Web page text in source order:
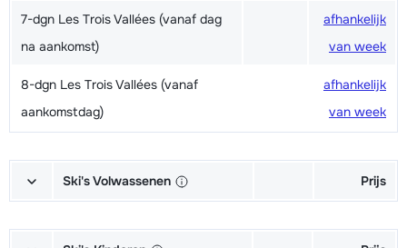
7-dgn Les Trois Vallées (vanaf dag
na aankomst)
afhankelijk
van week
8-dgn Les Trois Vallées (vanaf
aankomstdag)
afhankelijk
van week
Ski's Volwassenen Prijs